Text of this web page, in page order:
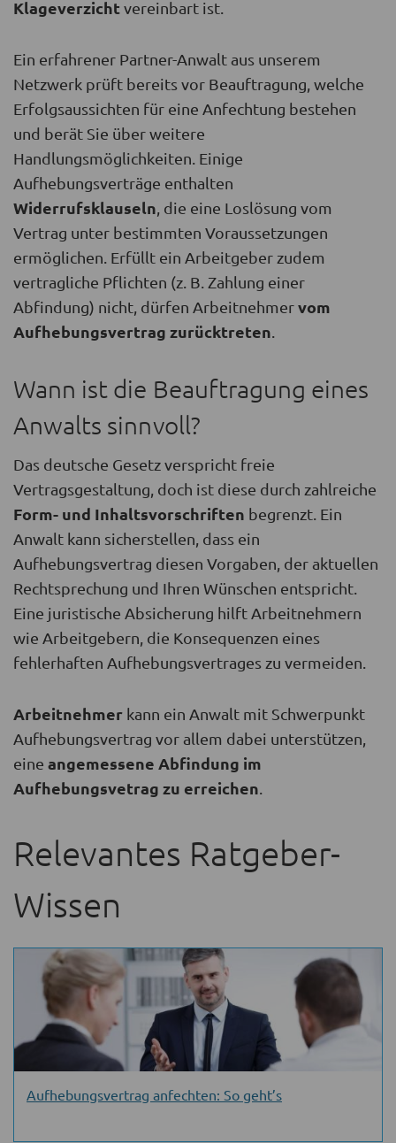
Klageverzichtvereinbart ist.
Ein erfahrener Partner-Anwalt aus unserem
Netzwerk prüft bereits vor Beauftragung, welche
Erfolgsaussichten für eine Anfechtung bestehen
und berät Sie über weitere
Handlungsmöglichkeiten. Einige
Aufhebungsverträge enthalten
Widerrufsklauseln, die eine Loslösung vom
Vertrag unter bestimmten Voraussetzungen
ermöglichen. Erfüllt ein Arbeitgeber zudem
vertragliche Pflichten (z. B. Zahlung einer
Abfindung) nicht, dürfen Arbeitnehmervom
Aufhebungsvertrag zurücktreten.
Wann ist die Beauftragung eines
Anwalts sinnvoll?
Das deutsche Gesetz verspricht freie
Vertragsgestaltung, doch ist diese durch zahlreiche
Form- und Inhaltsvorschriften begrenzt. Ein
Anwalt kann sicherstellen, dass ein
Aufhebungsvertrag diesen Vorgaben, der aktuellen
Rechtsprechung und Ihren Wünschen entspricht.
Eine juristische Absicherung hilft Arbeitnehmern
wie Arbeitgebern, die Konsequenzen eines
fehlerhaften Aufhebungsvertrages zu vermeiden.
Arbeitnehmer kann ein Anwalt mit Schwerpunkt
Aufhebungsvertrag vor allem dabei unterstützen,
eine angemessene Abfindung im
Aufhebungsvetrag zu erreichen.
Relevantes Ratgeber-
Wissen
Aufhebungsvertrag anfechten: So geht’s